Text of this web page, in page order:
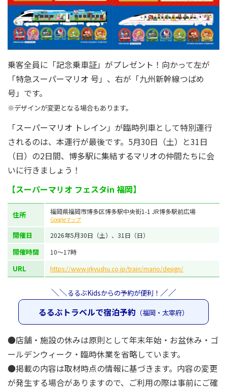
乗客全員に「記念乗車証」がプレゼント！向かって左が
「特急スーパーマリオ 号」、右が「九州新幹線つばめ
号」です。
※デザインが変更となる場合もあります。
「スーパーマリオ トレイン」が臨時列車として特別運行
されるのは、本運行が最後です。5月30日（土）と31日
（日）の2日間、博多駅に集結するマリオの仲間たちに会
いに行きましょう！
【スーパーマリオ フェスタin 福岡】
住所 福岡県福岡市博多区博多駅中央街1-1 JR博多駅前広場
Googleマップ
開催日 2026年5月30日（土）、31日（日）
開催時間 10～17時
URL https://www.jrkyushu.co.jp/train/mario/design/
＼＼るるぶKidsからの予約が便利！ ／／
るるぶトラベルで宿泊予約 （福岡・太宰府）
●店舗・施設の休みは原則として年末年始・お盆休み・ゴ
ールデンウィーク・臨時休業を省略しています。
●掲載の内容は取材時点の情報に基づきます。内容の変更
が発生する場合がありますので、ご利用の際は事前にご確